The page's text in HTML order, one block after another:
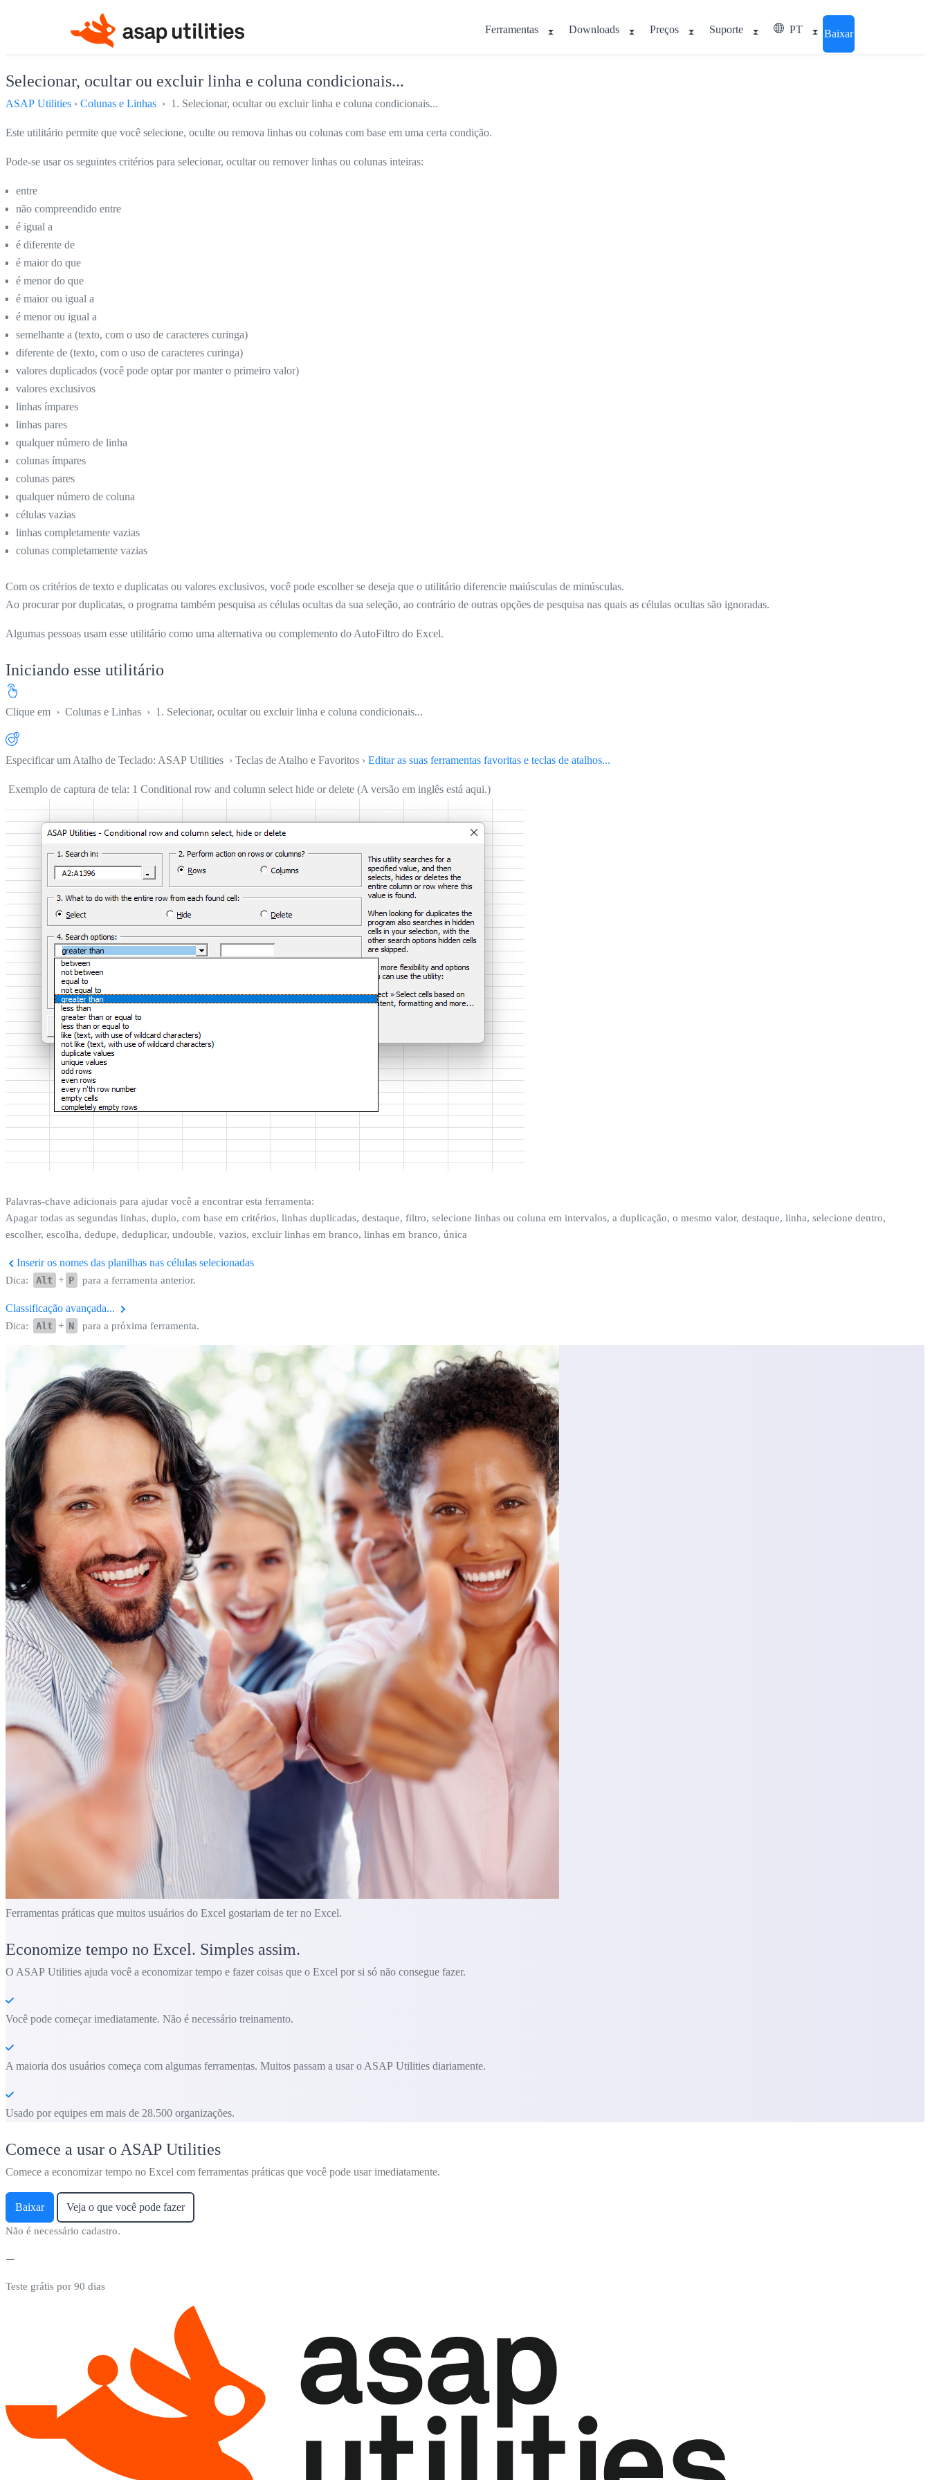
Ferramentas Downloads Preços Suporte PT Baixar
Selecionar, ocultar ou excluir linha e coluna condicionais...
ASAP Utilities › Colunas e Linhas › 1. Selecionar, ocultar ou excluir linha e coluna condicionais...
Este utilitário permite que você selecione, oculte ou remova linhas ou colunas com base em uma certa condição.
Pode-se usar os seguintes critérios para selecionar, ocultar ou remover linhas ou colunas inteiras:
entre
não compreendido entre
é igual a
é diferente de
é maior do que
é menor do que
é maior ou igual a
é menor ou igual a
semelhante a (texto, com o uso de caracteres curinga)
diferente de (texto, com o uso de caracteres curinga)
valores duplicados (você pode optar por manter o primeiro valor)
valores exclusivos
linhas ímpares
linhas pares
qualquer número de linha
colunas ímpares
colunas pares
qualquer número de coluna
células vazias
linhas completamente vazias
colunas completamente vazias
Com os critérios de texto e duplicatas ou valores exclusivos, você pode escolher se deseja que o utilitário diferencie maiúsculas de minúsculas.
Ao procurar por duplicatas, o programa também pesquisa as células ocultas da sua seleção, ao contrário de outras opções de pesquisa nas quais as células ocultas são ignoradas.
Algumas pessoas usam esse utilitário como uma alternativa ou complemento do AutoFiltro do Excel.
Iniciando esse utilitário
Clique em › Colunas e Linhas › 1. Selecionar, ocultar ou excluir linha e coluna condicionais...
Especificar um Atalho de Teclado: ASAP Utilities › Teclas de Atalho e Favoritos › Editar as suas ferramentas favoritas e teclas de atalhos...
Exemplo de captura de tela: 1 Conditional row and column select hide or delete (A versão em inglês está aqui.)
Palavras-chave adicionais para ajudar você a encontrar esta ferramenta:
Apagar todas as segundas linhas, duplo, com base em critérios, linhas duplicadas, destaque, filtro, selecione linhas ou coluna em intervalos, a duplicação, o mesmo valor, destaque, linha, selecione dentro,
escolher, escolha, dedupe, deduplicar, undouble, vazios, excluir linhas em branco, linhas em branco, única
Inserir os nomes das planilhas nas células selecionadas
Dica: Alt + P para a ferramenta anterior.
Classificação avançada...
Dica: Alt + N para a próxima ferramenta.
Ferramentas práticas que muitos usuários do Excel gostariam de ter no Excel.
Economize tempo no Excel. Simples assim.
O ASAP Utilities ajuda você a economizar tempo e fazer coisas que o Excel por si só não consegue fazer.
Você pode começar imediatamente. Não é necessário treinamento.
A maioria dos usuários começa com algumas ferramentas. Muitos passam a usar o ASAP Utilities diariamente.
Usado por equipes em mais de 28.500 organizações.
Comece a usar o ASAP Utilities
Comece a economizar tempo no Excel com ferramentas práticas que você pode usar imediatamente.
Baixar Veja o que você pode fazer
Não é necessário cadastro.
Teste grátis por 90 dias